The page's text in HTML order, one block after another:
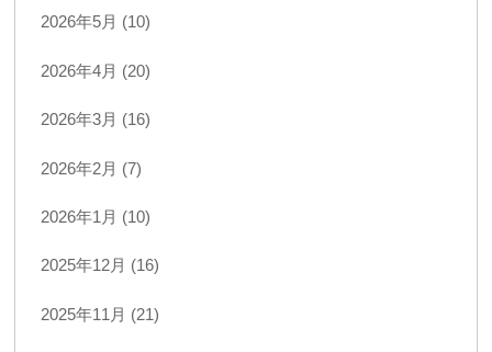
2026年5月 (10)
2026年4月 (20)
2026年3月 (16)
2026年2月 (7)
2026年1月 (10)
2025年12月 (16)
2025年11月 (21)